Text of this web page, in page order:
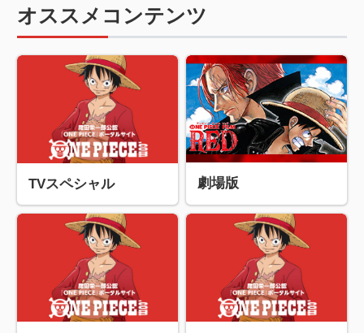
オススメコンテンツ
TVスペシャル 劇場版